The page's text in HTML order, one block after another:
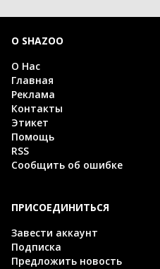
О SHAZOO
О Нас
Главная
Реклама
Контакты
Этикет
Помощь
RSS
Сообщить об ошибке
ПРИСОЕДИНИТЬСЯ
Завести аккаунт
Подписка
Предложить новость